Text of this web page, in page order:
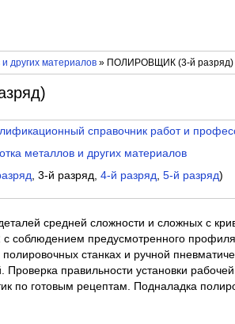
других материалов» ПОЛИРОВЩИК (3-й разряд)
справочник работ и
металлов и других материалов
, 3-й разряд,4-й разряд,5-й разряд)
средней сложности и сложных с
соблюдением предусмотренного
станках и ручной
правильности установки
по готовым рецептам. Подналадка